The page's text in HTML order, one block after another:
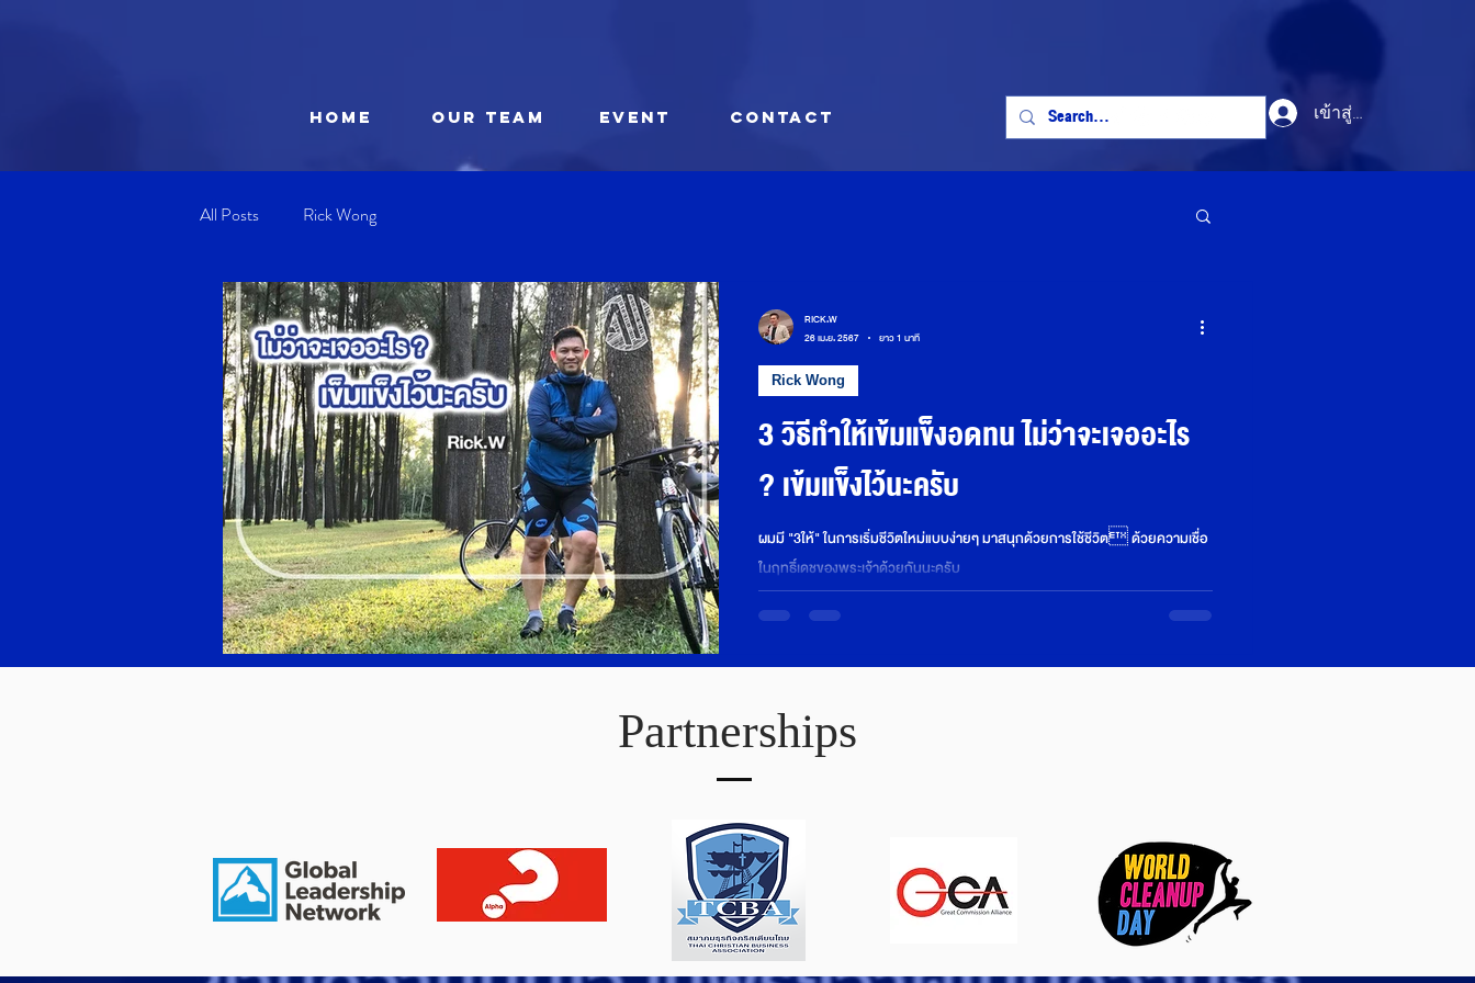
HOME OUR TEAM EVENT CONTACT เข้าสู่ระบบ
All Posts Rick Wong
3 วิธีทำให้เข้มแข็งอดทน ไม่ว่าจะเจออะไร
? เข้มแข็งไว้นะครับ
ผมมี "3ให้" ในการเริ่มชีวิตใหม่แบบง่ายๆ มาสนุกด้วยการใช้ชีวิต ด้วยความเชื่อ
ในฤทธิ์เดชของพระเจ้าด้วยกันนะครับ
Rick Wong
RICK.W
26 เม.ย. 2567
ยาว 1 นาที
Partnerships